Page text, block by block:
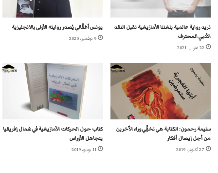
نريد رواية عالمية بلغتنا الأمازيغية تقبل النقد
الأدبي المحترف
22 مارس، 2021
يونس أغقّالي يُصدر روايته الأولى بالانجليزية
9 نوفمبر، 2020
سليمة رحمون: الكتابة هي تخفِّي وراء الٱخرين
من أجل إيصال أفكار
27 أكتوبر، 2019
كتاب حول الحركات الأمازيغية في شمال إفريقيا
يتجاهل الأوراس
11 يونيو، 2019